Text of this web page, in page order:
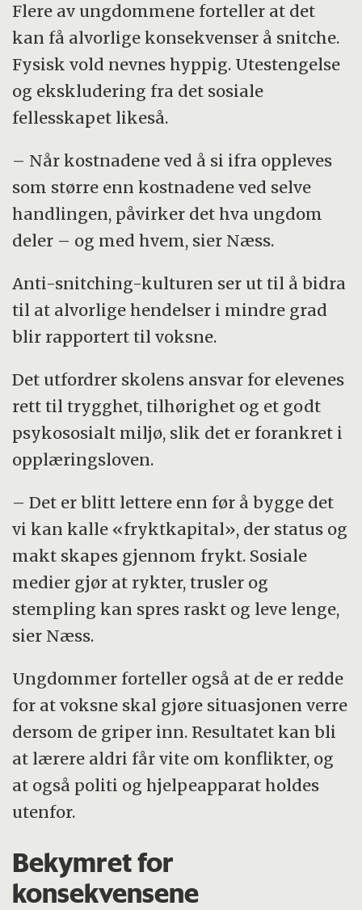
Flere av ungdommene forteller at det
kan få alvorlige konsekvenser å snitche.
Fysisk vold nevnes hyppig. Utestengelse
og ekskludering fra det sosiale
fellesskapet likeså.
– Når kostnadene ved å si ifra oppleves
som større enn kostnadene ved selve
handlingen, påvirker det hva ungdom
deler – og med hvem, sier Næss.
Anti-snitching-kulturen ser ut til å bidra
til at alvorlige hendelser i mindre grad
blir rapportert til voksne.
Det utfordrer skolens ansvar for elevenes
rett til trygghet, tilhørighet og et godt
psykososialt miljø, slik det er forankret i
opplæringsloven.
– Det er blitt lettere enn før å bygge det
vi kan kalle «fryktkapital», der status og
makt skapes gjennom frykt. Sosiale
medier gjør at rykter, trusler og
stempling kan spres raskt og leve lenge,
sier Næss.
Ungdommer forteller også at de er redde
for at voksne skal gjøre situasjonen verre
dersom de griper inn. Resultatet kan bli
at lærere aldri får vite om konflikter, og
at også politi og hjelpeapparat holdes
utenfor.
Bekymret for
konsekvensene